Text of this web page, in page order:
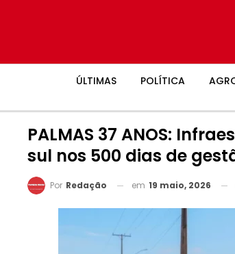
ÚLTIMAS POLÍTICA
PALMAS 37 ANOS:
sul nos 500 dias de
Por Redação em 19 maio, 2026